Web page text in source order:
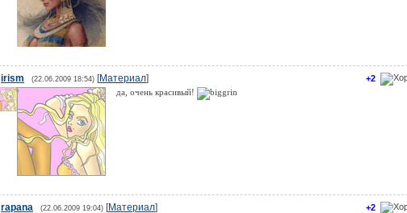
+2
irism (22.06.2009 18:54) [Материал]
да, очень красивый!
+2
rapana (22.06.2009 19:04) [Материал]